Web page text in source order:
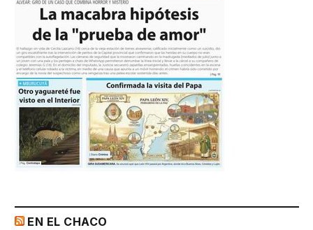
EN EL CHACO